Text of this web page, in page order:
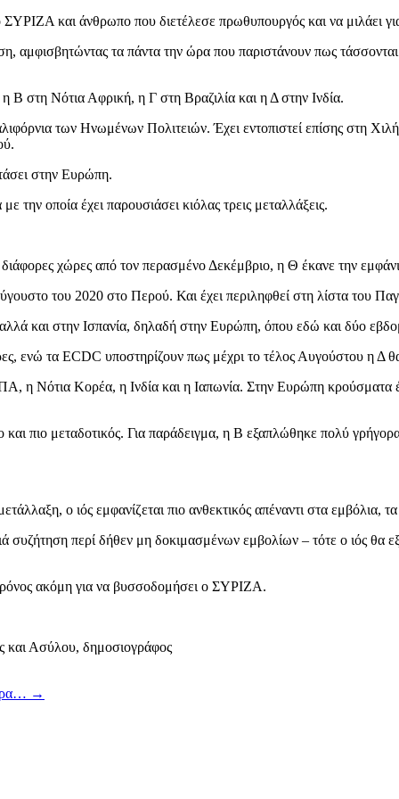
και άνθρωπο που διετέλεσε πρωθυπουργός και να μιλάει
αμφισβητώντας τα πάντα την ώρα που παριστάνουν πως
στη Νότια Αφρική, η Γ στη Βραζιλία και η Δ στην Ινδία.
των Ηνωμένων Πολιτειών. Έχει εντοπιστεί επίσης στη
στην Ευρώπη.
οποία έχει παρουσιάσει κιόλας τρεις μεταλλάξεις.
χώρες από τον περασμένο Δεκέμβριο, η Θ έκανε την
του 2020 στο Περού. Και έχει περιληφθεί στη λίστα του
και στην Ισπανία, δηλαδή στην Ευρώπη, όπου εδώ και δύο
ενώ τα ECDC υποστηρίζουν πως μέχρι το τέλος Αυγούστου η
η Νότια Κορέα, η Ινδία και η Ιαπωνία. Στην Ευρώπη κρούσματα
και πιο μεταδοτικός. Για παράδειγμα, η Β εξαπλώθηκε πολύ
ο ιός εμφανίζεται πιο ανθεκτικός απέναντι στα εμβόλια,
συζήτηση περί δήθεν μη δοκιμασμένων εμβολίων – τότε ο ιός θα
ακόμη για να βυσσοδομήσει ο ΣΥΡΙΖΑ.
Ασύλου, δημοσιογράφος
→